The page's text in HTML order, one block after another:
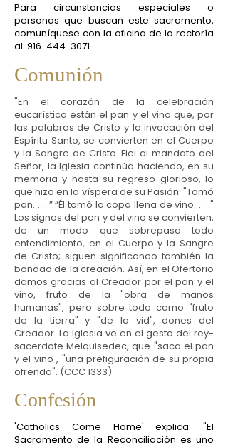
Para circunstancias especiales o
personas que buscan este sacramento,
comuníquese con la oficina de la rectoría
al 916-444-3071.
Comunión
"En el corazón de la celebración
eucarística están el pan y el vino que, por
las palabras de Cristo y la invocación del
Espíritu Santo, se convierten en el Cuerpo
y la Sangre de Cristo. Fiel al mandato del
Señor, la Iglesia continúa haciendo, en su
memoria y hasta su regreso glorioso, lo
que hizo en la víspera de su Pasión: "Tomó
pan. . . .” “Él tomó la copa llena de vino. . . ."
Los signos del pan y del vino se convierten,
de un modo que sobrepasa todo
entendimiento, en el Cuerpo y la Sangre
de Cristo; siguen significando también la
bondad de la creación. Así, en el Ofertorio
damos gracias al Creador por el pan y el
vino, fruto de la "obra de manos
humanas", pero sobre todo como "fruto
de la tierra" y "de la vid", dones del
Creador. La Iglesia ve en el gesto del rey-
sacerdote Melquisedec, que "saca el pan
y el vino , "una prefiguración de su propia
ofrenda". (CCC 1333)
Confesión
'Catholics Come Home' explica: "El
Sacramento de la Reconciliación es uno